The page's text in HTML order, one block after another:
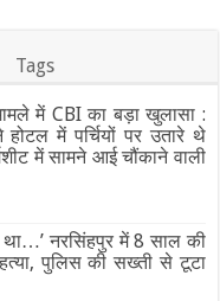
Tags
में CBI का बड़ा खुलासा :
में पर्चियों पर उतारे थे
में सामने आई चौंकाने वाली
था…’ नरसिंहपुर में 8 साल की
पुलिस की सख्ती से टूटा